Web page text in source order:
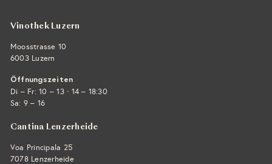
Vinothek Luzern
Moosstrasse 10
6003 Luzern
Öffnungszeiten
Di – Fr: 10 – 13 · 14 – 18:30
Sa: 9 – 16
Cantina Lenzerheide
Voa Principala 25
7078 Lenzerheide